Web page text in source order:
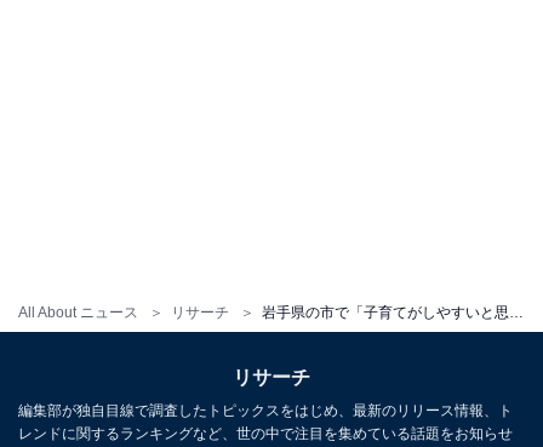
All About ニュース リサーチ
リサーチ
編集部が独自目線で調査したトピックスをはじめ、最新のリリース情報、ト
レンドに関するランキングなど、世の中で注目を集めている話題をお知らせ